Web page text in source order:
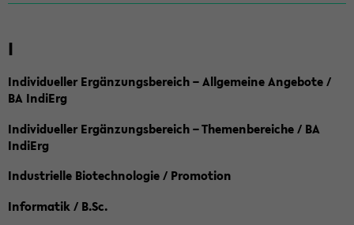
I
Individueller Ergänzungsbereich – Allgemeine Angebote /
BA IndiErg
Individueller Ergänzungsbereich – Themenbereiche / BA
IndiErg
Industrielle Biotechnologie / Promotion
Informatik / B.Sc.